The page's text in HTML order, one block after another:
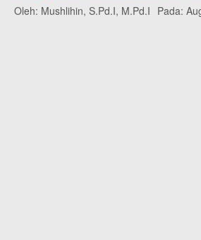
Oleh: Mushlihin, S.Pd.I, M.Pd.I Pada: